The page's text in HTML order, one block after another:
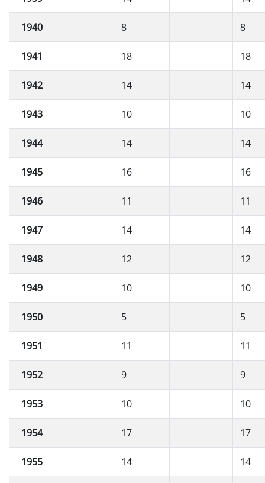
1940 8 8
1941 18 18
1942 14 14
1943 10 10
1944 14 14
1945 16 16
1946 11 11
1947 14 14
1948 12 12
1949 10 10
1950 5 5
1951 11 11
1952 9 9
1953 10 10
1954 17 17
1955 14 14